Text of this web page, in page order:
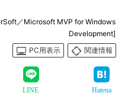
／Microsoft MVP for Windows
Development]
PC用表示
関連情報
LINE Hatena